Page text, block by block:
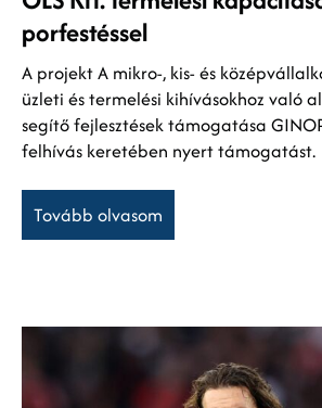
porfestéssel
A projekt A mikro-, kis- és
üzleti és termelési kihívásokhoz való
segítő fejlesztések támogatása
felhívás keretében nyert támogatást.
Tovább olvasom